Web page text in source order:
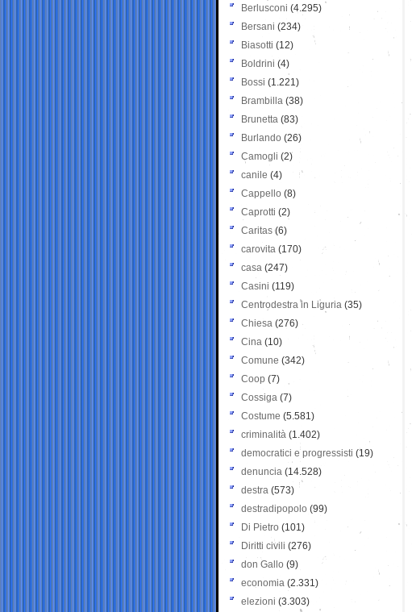
Berlusconi (4.295)
Bersani (234)
Biasotti (12)
Boldrini (4)
Bossi (1.221)
Brambilla (38)
Brunetta (83)
Burlando (26)
Camogli (2)
canile (4)
Cappello (8)
Caprotti (2)
Caritas (6)
carovita (170)
casa (247)
Casini (119)
Centrodestra in Liguria (35)
Chiesa (276)
Cina (10)
Comune (342)
Coop (7)
Cossiga (7)
Costume (5.581)
criminalità (1.402)
democratici e progressisti (19)
denuncia (14.528)
destra (573)
destradipopolo (99)
Di Pietro (101)
Diritti civili (276)
don Gallo (9)
economia (2.331)
elezioni (3.303)